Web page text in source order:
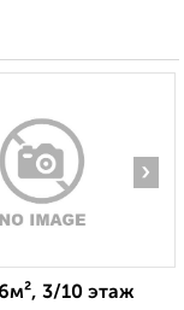
›
3/10 этаж